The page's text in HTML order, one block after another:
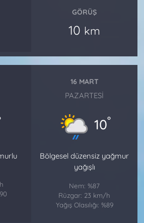
GÖRÜŞ
10 km
16 MART
PAZARTESI
10°
Bölgesel düzensiz yağmur
yağışlı
Nem: %87
Rüzgar: 23 km/h
Yağış Olasılığı: %89